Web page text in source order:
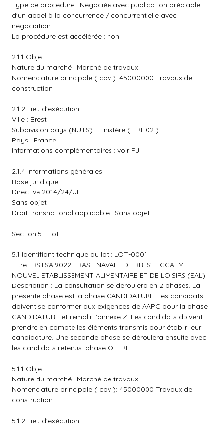
Type de procédure : Négociée avec publication préalable
d'un appel à la concurrence / concurrentielle avec
négociation
La procédure est accélérée : non
2.1.1 Objet
Nature du marché : Marché de travaux
Nomenclature principale ( cpv ): 45000000 Travaux de
construction
2.1.2 Lieu d'exécution
Ville : Brest
Subdivision pays (NUTS) : Finistère ( FRH02 )
Pays : France
Informations complémentaires : voir PJ
2.1.4 Informations générales
Base juridique :
Directive 2014/24/UE
Sans objet
Droit transnational applicable : Sans objet
Section 5 - Lot
5.1 Identifiant technique du lot : LOT-0001
Titre : BSTSAI9022 - BASE NAVALE DE BREST- CCAEM -
NOUVEL ETABLISSEMENT ALIMENTAIRE ET DE LOISIRS (EAL)
Description : La consultation se déroulera en 2 phases. La
présente phase est la phase CANDIDATURE. Les candidats
doivent se conformer aux exigences de AAPC pour la phase
CANDIDATURE et remplir l'annexe Z. Les candidats doivent
prendre en compte les éléments transmis pour établir leur
candidature. Une seconde phase se déroulera ensuite avec
les candidats retenus: phase OFFRE.
5.1.1 Objet
Nature du marché : Marché de travaux
Nomenclature principale ( cpv ): 45000000 Travaux de
construction
5.1.2 Lieu d'exécution